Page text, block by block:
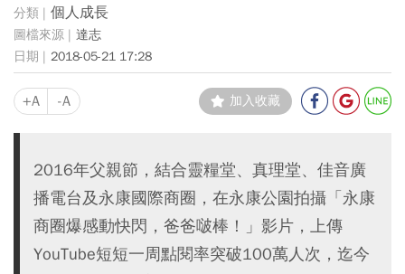
個人成長
達志
2018-05-21 17:28
+A -A 加入收藏
2016年父親節，結合靈糧堂、真理堂、佳音廣
播電台及永康國際商圈，在永康公園拍攝「永康
商圈爆感動快閃，爸爸啵棒！」影片，上傳
YouTube短短一周點閱率突破100萬人次，迄今